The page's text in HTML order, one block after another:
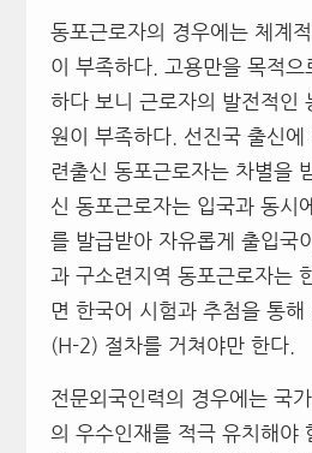
동포근로자의 경우에는 체계
이 부족하다. 고용만을 목적으
하다 보니 근로자의 발전적인
원이 부족하다. 선진국 출신에
련출신 동포근로자는 차별을
신 동포근로자는 입국과 동시
를 발급받아 자유롭게 출입국
과 구소련지역 동포근로자는
면 한국어 시험과 추첨을 통해
(H-2) 절차를 거쳐야만 한다.
전문외국인력의 경우에는 국
의 우수인재를 적극 유치해야